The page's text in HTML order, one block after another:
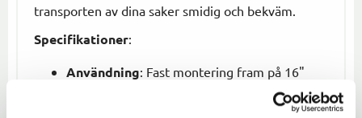
transporten av dina saker smidig och bekväm.
Specifikationer:
Användning: Fast montering fram på 16"
: Praktisk och stabil konstruktion för